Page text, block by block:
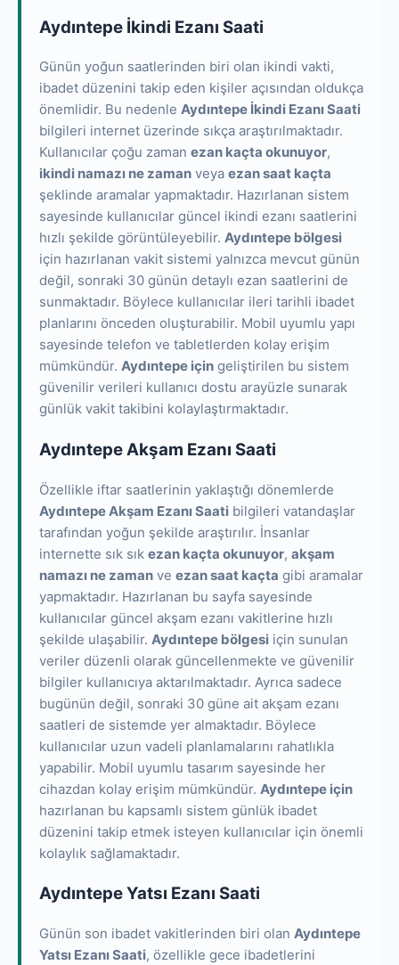
Aydıntepe İkindi Ezanı Saati
Günün yoğun saatlerinden biri olan ikindi vakti,
ibadet düzenini takip eden kişiler açısından oldukça
önemlidir. Bu nedenle Aydıntepe İkindi Ezanı Saati
bilgileri internet üzerinde sıkça araştırılmaktadır.
Kullanıcılar çoğu zaman ezan kaçta okunuyor,
ikindi namazı ne zaman veya ezan saat kaçta
şeklinde aramalar yapmaktadır. Hazırlanan sistem
sayesinde kullanıcılar güncel ikindi ezanı saatlerini
hızlı şekilde görüntüleyebilir. Aydıntepe bölgesi
için hazırlanan vakit sistemi yalnızca mevcut günün
değil, sonraki 30 günün detaylı ezan saatlerini de
sunmaktadır. Böylece kullanıcılar ileri tarihli ibadet
planlarını önceden oluşturabilir. Mobil uyumlu yapı
sayesinde telefon ve tabletlerden kolay erişim
mümkündür. Aydıntepe için geliştirilen bu sistem
güvenilir verileri kullanıcı dostu arayüzle sunarak
günlük vakit takibini kolaylaştırmaktadır.
Aydıntepe Akşam Ezanı Saati
Özellikle iftar saatlerinin yaklaştığı dönemlerde
Aydıntepe Akşam Ezanı Saati bilgileri vatandaşlar
tarafından yoğun şekilde araştırılır. İnsanlar
internette sık sık ezan kaçta okunuyor, akşam
namazı ne zaman ve ezan saat kaçta gibi aramalar
yapmaktadır. Hazırlanan bu sayfa sayesinde
kullanıcılar güncel akşam ezanı vakitlerine hızlı
şekilde ulaşabilir. Aydıntepe bölgesi için sunulan
veriler düzenli olarak güncellenmekte ve güvenilir
bilgiler kullanıcıya aktarılmaktadır. Ayrıca sadece
bugünün değil, sonraki 30 güne ait akşam ezanı
saatleri de sistemde yer almaktadır. Böylece
kullanıcılar uzun vadeli planlamalarını rahatlıkla
yapabilir. Mobil uyumlu tasarım sayesinde her
cihazdan kolay erişim mümkündür. Aydıntepe için
hazırlanan bu kapsamlı sistem günlük ibadet
düzenini takip etmek isteyen kullanıcılar için önemli
kolaylık sağlamaktadır.
Aydıntepe Yatsı Ezanı Saati
Günün son ibadet vakitlerinden biri olan Aydıntepe
Yatsı Ezanı Saati, özellikle gece ibadetlerini